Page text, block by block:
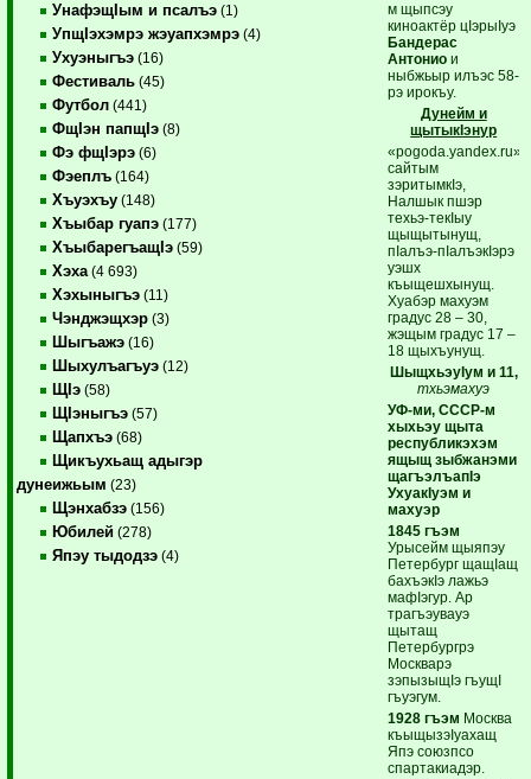
УнафэщIым и псалъэ (1)
УпщIэхэмрэ жэуапхэмрэ (4)
Ухуэныгъэ (16)
Фестиваль (45)
Футбол (441)
ФщIэн папщIэ (8)
Фэ фщIэрэ (6)
Фэеплъ (164)
Хъуэхъу (148)
Хъыбар гуапэ (177)
ХъыбарегъащIэ (59)
Хэха (4 693)
Хэхыныгъэ (11)
Чэнджэщхэр (3)
Шыгъажэ (16)
Шыхулъагъуэ (12)
ЩIэ (58)
ЩIэныгъэ (57)
Щапхъэ (68)
Щикъухьащ адыгэр
дунеижьым (23)
Щэнхабзэ (156)
Юбилей (278)
Япэу тыдодзэ (4)
м щыпсэу
киноактёр цIэрыIуэ
Бандерас
Антониои
ныбжьыр илъэс 58-
рэ ирокъу.
Дунейм и
щытыкIэнур
«pogoda.yandex.ru»
сайтым
зэритымкIэ,
Налшык пшэр
техьэ-текIыу
щыщытынущ,
пIалъэ-пIалъэкIэрэ
уэшх
къыщешхынущ.
Хуабэр махуэм
градус 28 – 30,
жэщым градус 17 –
18 щыхъунущ.
ШыщхьэуIум и 11,
тхьэмахуэ
УФ-ми, СССР-м
хыхьэу щыта
республикэхэм
ящыщ зыбжанэми
щагъэлъапIэ
УхуакIуэм и
махуэр
1845 гъэм
Урысейм щыяпэу
Петербург щащIащ
бахъэкIэ лажьэ
мафIэгур. Ар
трагъэувауэ
щытащ
Петербургрэ
Москварэ
зэпызыщIэ гъущI
гъуэгум.
1928 гъэм Москва
къыщызэIуахащ
Япэ союзпсо
спартакиадэр.